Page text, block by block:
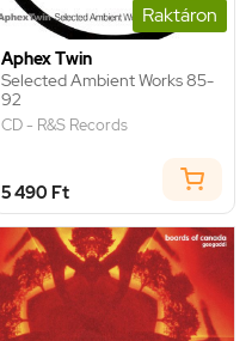
Raktáron
Aphex Twin
Selected Ambient Works 85-
92
CD - R&S Records
5 490 Ft